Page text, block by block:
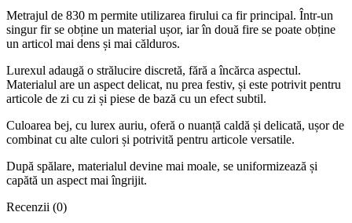
Metrajul de 830 m permite utilizarea firului ca fir principal. Într-un
singur fir se obține un material ușor, iar în două fire se poate obține
un articol mai dens și mai călduros.
Lurexul adaugă o strălucire discretă, fără a încărca aspectul.
Materialul are un aspect delicat, nu prea festiv, și este potrivit pentru
articole de zi cu zi și piese de bază cu un efect subtil.
Culoarea bej, cu lurex auriu, oferă o nuanță caldă și delicată, ușor de
combinat cu alte culori și potrivită pentru articole versatile.
După spălare, materialul devine mai moale, se uniformizează și
capătă un aspect mai îngrijit.
Recenzii (0)